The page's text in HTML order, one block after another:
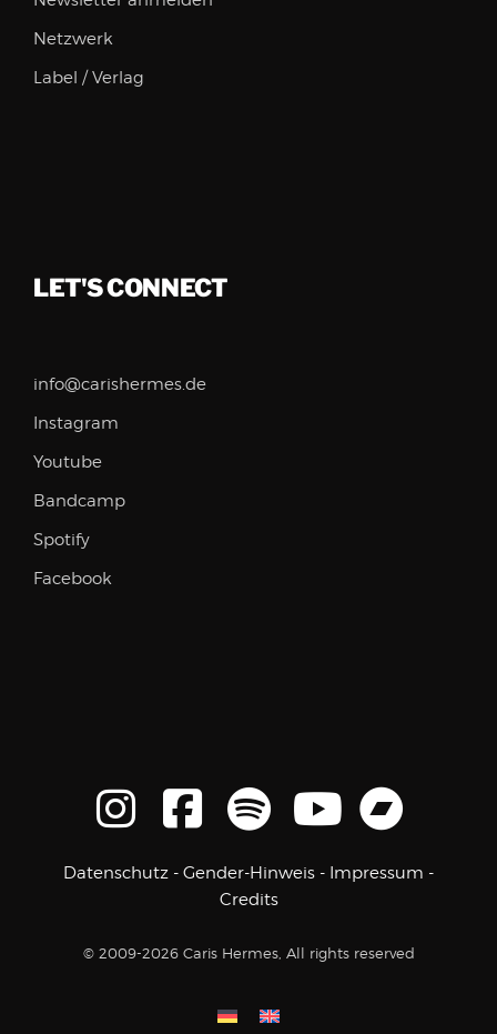
Netzwerk
Label / Verlag
LET'S CONNECT
info@carishermes.de
Instagram
Youtube
Bandcamp
Spotify
Facebook
Datenschutz - Gender-Hinweis - Impressum -
Credits
© 2009-2026 Caris Hermes, All rights reserved